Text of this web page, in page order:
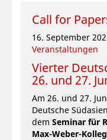
Call for
16. September
Veranstaltungen
Vierter
26. und 27.
Am 26. und 27.
Deutsche
dem Seminar für
Max-Weber-